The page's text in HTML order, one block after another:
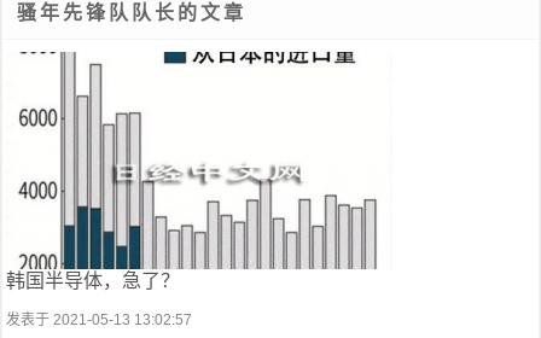
骚年先锋队队长的文章
韩国半导体，急了？
发表于 2021-05-13 13:02:57